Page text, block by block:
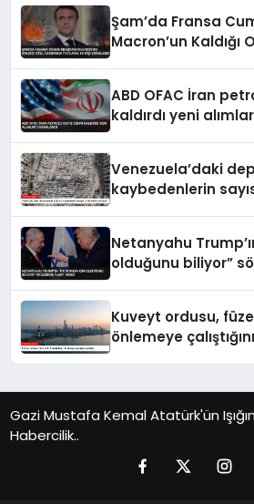
Şam’da Fransa
Macron’un Kaldığı
ABD OFAC İran
kaldırdı yeni
Venezuela’daki
kaybedenlerin
Netanyahu
olduğunu biliyor”
Kuveyt ordusu, füze
önlemeye
Gazi Mustafa Kemal Atatürk'ün
Habercilik..